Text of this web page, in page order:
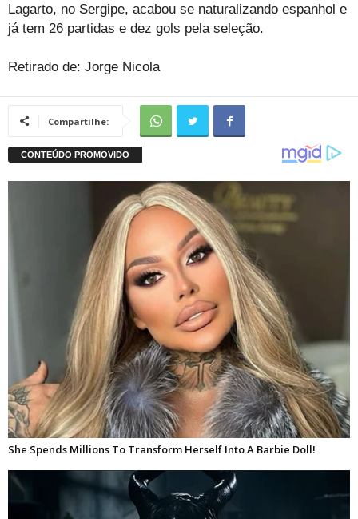
Lagarto, no Sergipe, acabou se naturalizando espanhol e
já tem 26 partidas e dez gols pela seleção.
Retirado de: Jorge Nicola
Compartilhe: